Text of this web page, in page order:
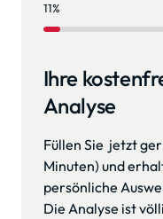
11%
Ihre
Analyse
Füllen Sie  jetzt
Minuten) und
persönliche
Die Analyse ist